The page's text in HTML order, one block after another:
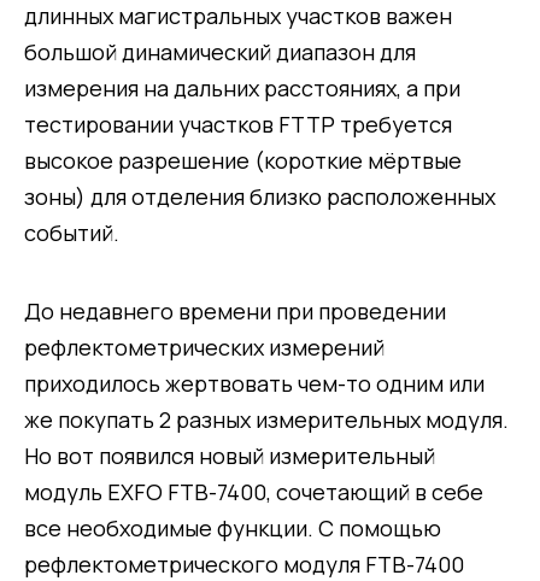
длинных магистральных участков важен
большой динамический диапазон для
измерения на дальних расстояниях, а при
тестировании участков FTTP требуется
высокое разрешение (короткие мёртвые
зоны) для отделения близко расположенных
событий.
До недавнего времени при проведении
рефлектометрических измерений
приходилось жертвовать чем-то одним или
же покупать 2 разных измерительных модуля.
Но вот появился новый измерительный
модуль EXFO FTB-7400, сочетающий в себе
все необходимые функции. С помощью
рефлектометрического модуля FTB-7400